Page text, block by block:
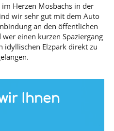
Herzen Mosbachs in der
wir sehr gut mit dem Auto
an den öffentlichen
einen kurzen Spaziergang
idyllischen Elzpark direkt zu
Ihnen